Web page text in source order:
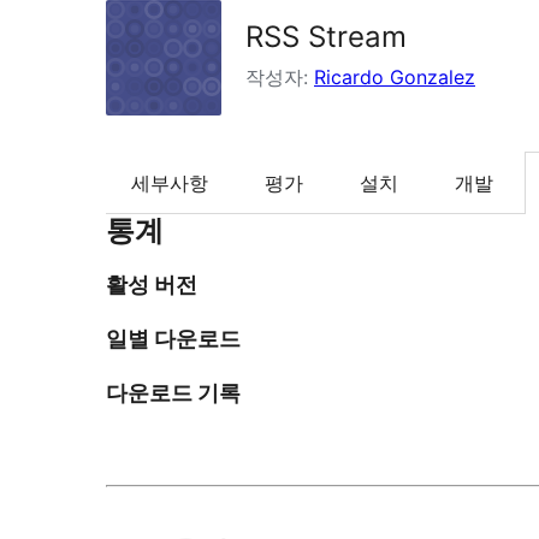
RSS Stream
작성자: Ricardo Gonzalez
세부사항 평가 설치 개발
통계
활성 버전
일별 다운로드
다운로드 기록